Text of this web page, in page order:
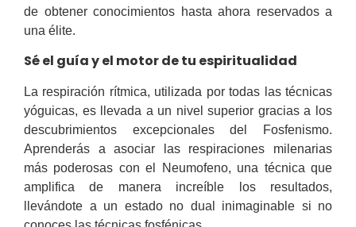
de obtener conocimientos hasta ahora reservados a
una élite.
Sé el guía y el motor de tu espiritualidad
La respiración rítmica, utilizada por todas las técnicas
yóguicas, es llevada a un nivel superior gracias a los
descubrimientos excepcionales del Fosfenismo.
Aprenderás a asociar las respiraciones milenarias
más poderosas con el Neumofeno, una técnica que
amplifica de manera increíble los resultados,
llevándote a un estado no dual inimaginable si no